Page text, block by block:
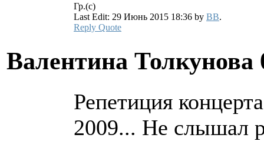
Гр.(с)
Last Edit: 29 Июнь 2015 18:36 by BB.
Reply Quote
Валентина Толкунова
Репетиция
2009... Не слышал